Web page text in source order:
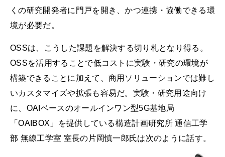
くの研究開発者に門戸を開き、かつ連携・協働できる環
境が必要だ。
OSSは、こうした課題を解決する切り札となり得る。
OSSを活用することで低コストに実験・研究の環境が
構築できることに加えて、商用ソリューションでは難し
いカスタマイズや拡張も容易だ。実験・研究用途向け
に、OAIベースのオールインワン型5G基地局
「OAIBOX」を提供している構造計画研究所 通信工学
部 無線工学室 室長の片岡慎一郎氏は次のように話す。